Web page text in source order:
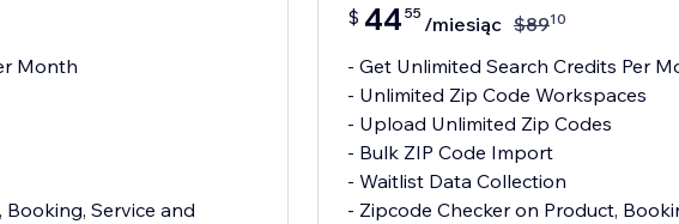
Month
Service and
$ 44 55 /miesiąc $8910
- Get Unlimited Search Credits Per
- Unlimited Zip Code Workspaces
- Upload Unlimited Zip Codes
- Bulk ZIP Code Import
- Waitlist Data Collection
- Zipcode Checker on Product,